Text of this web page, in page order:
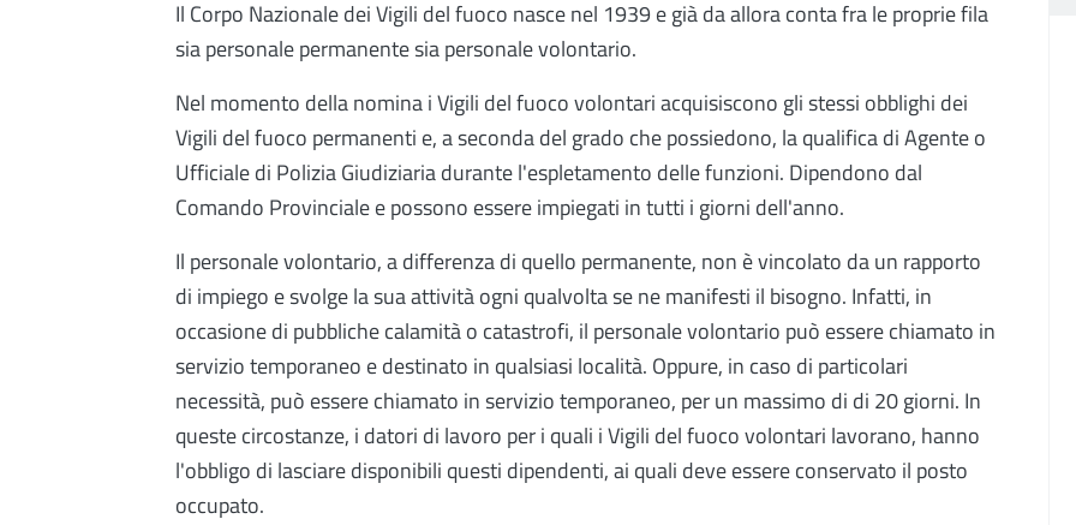
Il Corpo Nazionale dei Vigili del fuoco nasce nel 1939 e già da allora conta fra le proprie fila
sia personale permanente sia personale volontario.
Nel momento della nomina i Vigili del fuoco volontari acquisiscono gli stessi obblighi dei
Vigili del fuoco permanenti e, a seconda del grado che possiedono, la qualifica di Agente o
Ufficiale di Polizia Giudiziaria durante l'espletamento delle funzioni. Dipendono dal
Comando Provinciale e possono essere impiegati in tutti i giorni dell'anno.
Il personale volontario, a differenza di quello permanente, non è vincolato da un rapporto
di impiego e svolge la sua attività ogni qualvolta se ne manifesti il bisogno. Infatti, in
occasione di pubbliche calamità o catastrofi, il personale volontario può essere chiamato in
servizio temporaneo e destinato in qualsiasi località. Oppure, in caso di particolari
necessità, può essere chiamato in servizio temporaneo, per un massimo di di 20 giorni. In
queste circostanze, i datori di lavoro per i quali i Vigili del fuoco volontari lavorano, hanno
l'obbligo di lasciare disponibili questi dipendenti, ai quali deve essere conservato il posto
occupato.